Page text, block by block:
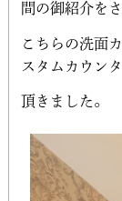
間の御紹介を
こちらの洗面
スタムカウン
頂きました。